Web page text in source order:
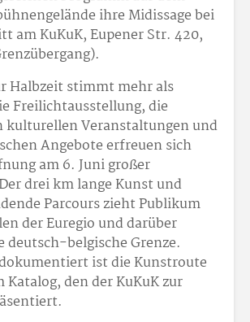
ihre Midissage bei
am KuKuK, Eupener Str. 420,
Halbzeit stimmt mehr als
Freilichtausstellung, die
kulturellen Veranstaltungen und
Angebote erfreuen sich
am 6. Juni großer
drei km lange Kunst und
Parcours zieht Publikum
der Euregio und darüber
deutsch-belgische Grenze.
ist die Kunstroute
den der KuKuK zur